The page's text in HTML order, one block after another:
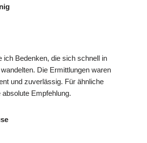
ich Bedenken, die sich schnell in
Die Ermittlungen waren
und zuverlässig. Für ähnliche
absolute Empfehlung.